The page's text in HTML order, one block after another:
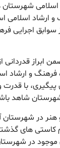
اسلامی
و ارشاد
اجرایی
ابراز
فرهنگ و ارشاد
با
شاهد
در شهرستان
های
در